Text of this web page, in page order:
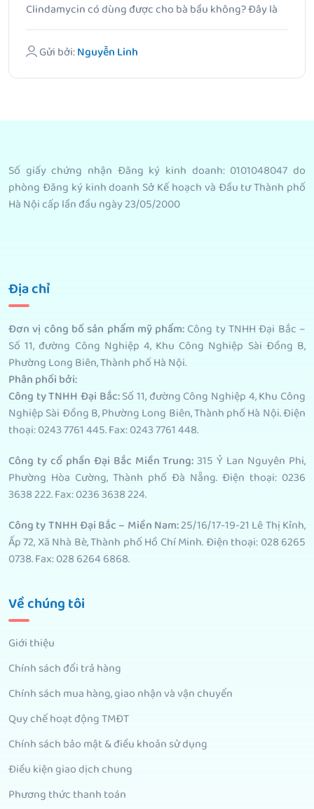
Clindamycin có dùng được cho bà bầu không? Đây là
câu hỏi.
Gửi bởi:Nguyễn Linh
Số giấy chứng nhận Đăng ký kinh doanh: 0101048047 do
phòng Đăng ký kinh doanh Sở Kế hoạch và Đầu tư Thành phố
Hà Nội cấp lần đầu ngày 23/05/2000
Địa chỉ
Đơn vị công bố sản phẩm mỹ phẩm: Công ty TNHH Đại Bắc –
Số 11, đường Công Nghiệp 4, Khu Công Nghiệp Sài Đồng B,
Phường Long Biên, Thành phố Hà Nội.
Phân phối bởi:
Công ty TNHH Đại Bắc:Số 11, đường Công Nghiệp 4, Khu Công
Nghiệp Sài Đồng B, Phường Long Biên, Thành phố Hà Nội. Điện
thoại: 0243 7761 445. Fax: 0243 7761 448.
Công ty cổ phần Đại Bắc Miền Trung: 315 Ỷ Lan Nguyên Phi,
Phường Hòa Cường, Thành phố Đà Nẵng. Điện thoại: 0236
3638 222. Fax: 0236 3638 224.
Công ty TNHH Đại Bắc – Miền Nam:25/16/17-19-21 Lê Thị Kỉnh,
Ấp 72, Xã Nhà Bè, Thành phố Hồ Chí Minh. Điện thoại: 028 6265
0738. Fax: 028 6264 6868.
Về chúng tôi
Giới thiệu
Chính sách đổi trả hàng
Chính sách mua hàng, giao nhận và vận chuyển
Quy chế hoạt động TMĐT
Chính sách bảo mật & điều khoản sử dụng
Điều kiện giao dịch chung
Phương thức thanh toán